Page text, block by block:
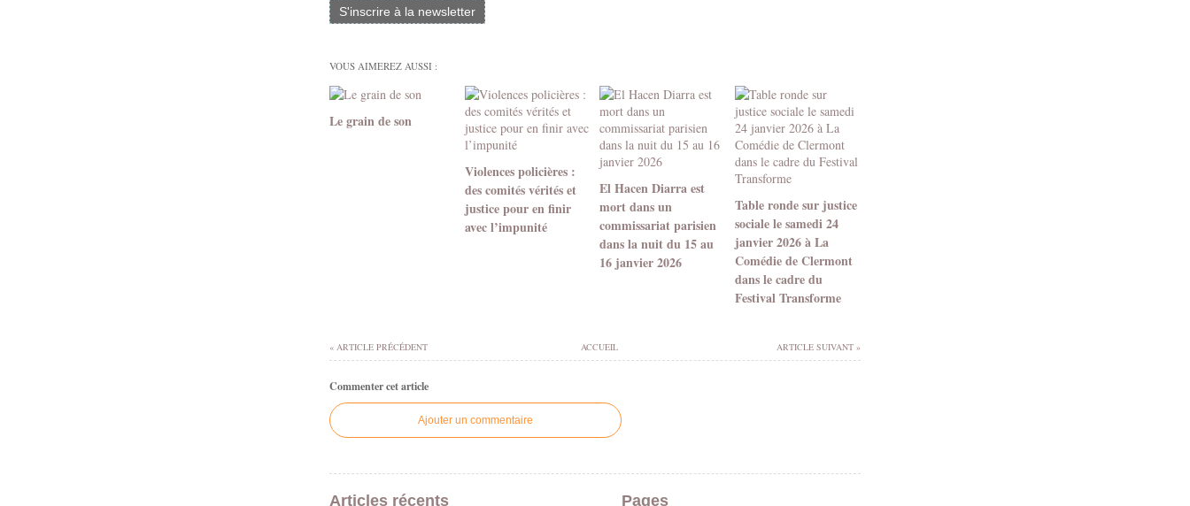
S'inscrire à la newsletter
VOUS AIMEREZ AUSSI :
Le grain de son
Violences policières :
des comités vérités et
justice pour en finir
avec l’impunité
El Hacen Diarra est
mort dans un
commissariat parisien
dans la nuit du 15 au
16 janvier 2026
Table ronde sur justice
sociale le samedi 24
janvier 2026 à La
Comédie de Clermont
dans le cadre du
Festival Transforme
ACCUEIL
« ARTICLE PRÉCÉDENT ARTICLE SUIVANT »
Commenter cet article
Ajouter un commentaire
Articles récents Pages